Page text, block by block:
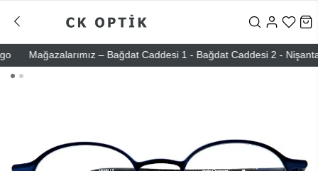
Mağazalarımız – Bağdat Caddesi 1 - Bağdat Caddesi 2 -